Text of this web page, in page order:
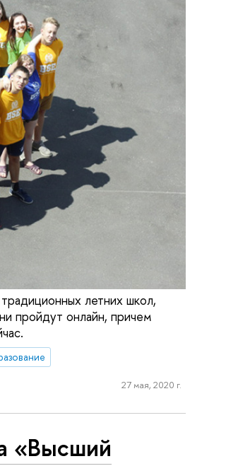
летних школ,
пройдут онлайн, причем
27 мая, 2020 г.
«Высший